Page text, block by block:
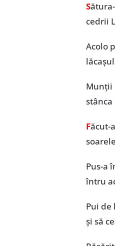
S
cedrii
Acolo
Munții
Făcut-
Pus-a
întru
Pui de
și să